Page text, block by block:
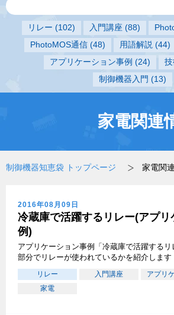
リレー (102) 入門講座 (88)
PhotoMOS通信 (48) 用語解説 (44)
アプリケーション事例 (24)
制御機器入門 (13)
家電関連
制御機器知恵袋 トップページ 家電関
2016年08月09日
冷蔵庫で活躍するリレー(アプリ
例)
アプリケーション事例「冷蔵庫で活躍する
部分でリレーが使われているかを紹介します
リレー 入門講座
アプリ
家電